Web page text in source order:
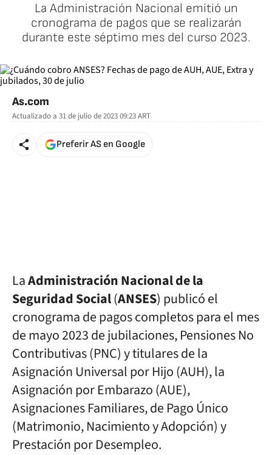
La Administración Nacional emitió un
cronograma de pagos que se realizarán
durante este séptimo mes del curso 2023.
As.com
Actualizado a 31 de julio de 2023 09:23ART
Preferir AS en Google
LaAdministración Nacional de la
Seguridad Social(ANSES) publicó el
cronograma de pagos completos para el mes
de mayo 2023 de jubilaciones, Pensiones No
Contributivas (PNC) y titulares de la
Asignación Universal por Hijo (AUH), la
Asignación por Embarazo (AUE),
Asignaciones Familiares, de Pago Único
(Matrimonio, Nacimiento y Adopción) y
Prestación por Desempleo.